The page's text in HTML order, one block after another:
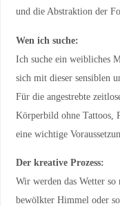
und die Abstraktion der
Wen ich suche:
Ich suche ein weibliches
sich mit dieser sensiblen
Für die angestrebte
Körperbild ohne Tattoos,
eine wichtige
Der kreative Prozess:
Wir werden das Wetter
bewölkter Himmel oder